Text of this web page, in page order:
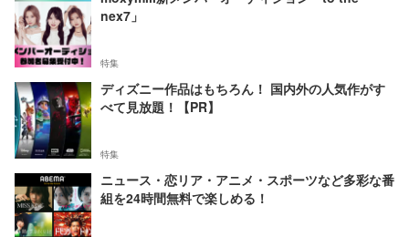
nex7」
特集
ディズニー作品はもちろん！ 国内外の人気作がす
べて見放題！【PR】
特集
ニュース・恋リア・アニメ・スポーツなど多彩な番
組を24時間無料で楽しめる！